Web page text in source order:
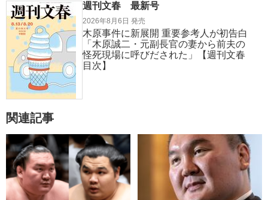
週刊文春 最新号
2026年8月6日 発売
木原事件に新展開 重要参考人が初告白
「木原誠二・元副長官の妻から前夫の
怪死現場に呼びだされた」【週刊文春
目次】
関連記事